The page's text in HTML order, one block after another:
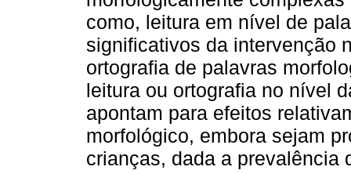
como, leitura em nível de
significativos da intervenção
ortografia de palavras
leitura ou ortografia no nível
apontam para efeitos
morfológico, embora sejam
crianças, dada a prevalência